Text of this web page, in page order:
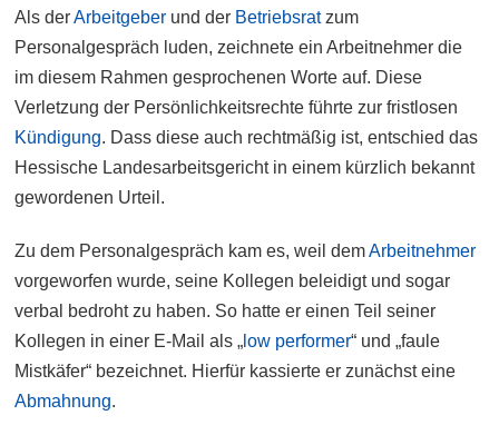
Als derArbeitgeber und der Betriebsratzum
Personalgespräch luden, zeichnete ein Arbeitnehmer die
im diesem Rahmen gesprochenen Worte auf. Diese
Verletzung der Persönlichkeitsrechte führte zur fristlosen
Kündigung. Dass diese auch rechtmäßig ist, entschied das
Hessische Landesarbeitsgericht in einem kürzlich bekannt
gewordenen Urteil.
Zu dem Personalgespräch kam es, weil demArbeitnehmer
vorgeworfen wurde, seine Kollegen beleidigt und sogar
verbal bedroht zu haben. So hatte er einen Teil seiner
Kollegen in einer E-Mail als „ low performer“ und „faule
Mistkäfer“ bezeichnet. Hierfür kassierte er zunächst eine
Abmahnung.